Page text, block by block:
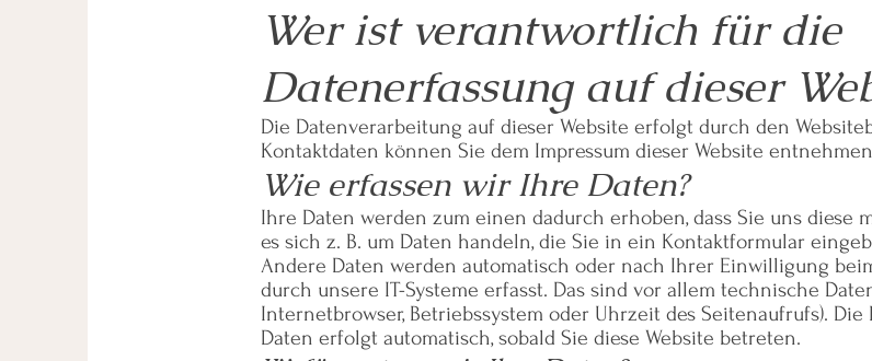
Wer ist verantwortlich für die
Datenerfassung auf dieser
Die Datenverarbeitung auf dieser Website erfolgt durch den
Kontaktdaten können Sie dem Impressum dieser Website
Wie erfassen wir Ihre Daten?
Ihre Daten werden zum einen dadurch erhoben, dass Sie uns diese
es sich z. B. um Daten handeln, die Sie in ein Kontaktformular
Andere Daten werden automatisch oder nach Ihrer Einwilligung
durch unsere IT-Systeme erfasst. Das sind vor allem technische
Internetbrowser, Betriebssystem oder Uhrzeit des Seitenaufrufs). Die
Daten erfolgt automatisch, sobald Sie diese Website betreten.